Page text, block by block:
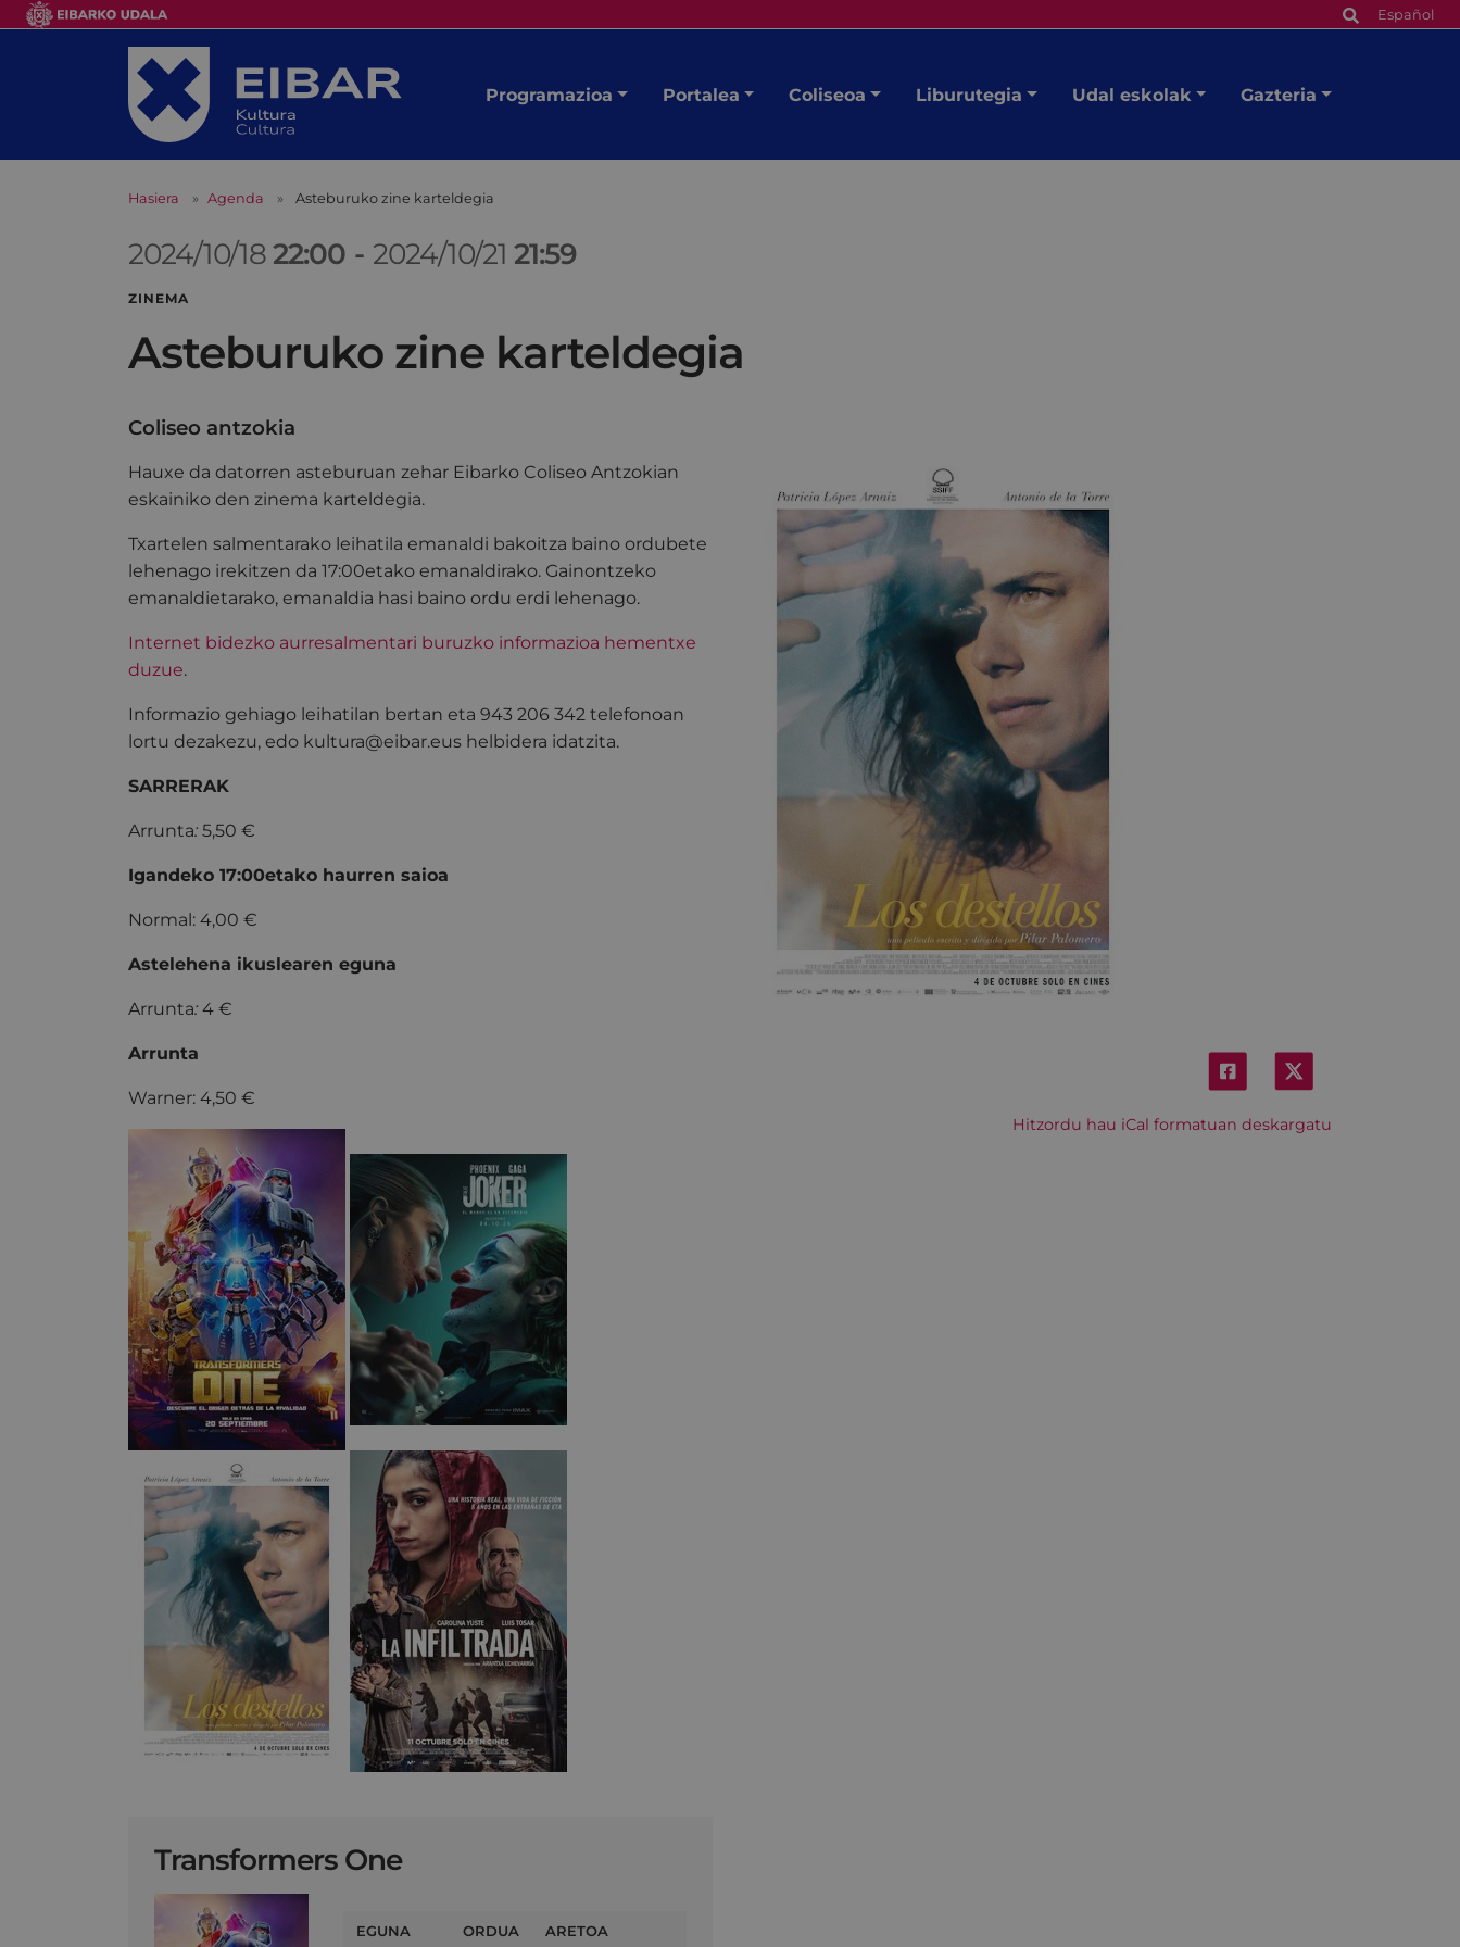
Español
Programazioa Portalea Coliseoa Liburutegia Udal eskolak Gazteria
Hasiera Agenda Asteburuko zine karteldegia
2024/10/1822:00 - 2024/10/21 21:59
ZINEMA
Asteburuko zine karteldegia
Coliseo antzokia
Hitzordu hau iCal formatuan deskargatu
Hauxe da datorren asteburuan zehar Eibarko Coliseo Antzokian
eskainiko den zinema karteldegia.
Txartelen salmentarako leihatila emanaldi bakoitza baino ordubete
lehenago irekitzen da 17:00etako emanaldirako. Gainontzeko
emanaldietarako, emanaldia hasi baino ordu erdi lehenago.
Internet bidezko aurresalmentari buruzko informazioa hementxe
duzue.
Informazio gehiago leihatilan bertan eta 943 206 342 telefonoan
lortu dezakezu, edo kultura@eibar.eus helbidera idatzita.
SARRERAK
Arrunta: 5,50 €
Igandeko 17:00etako haurren saioa
Normal: 4,00 €
Astelehena ikuslearen eguna
Arrunta: 4 €
Arrunta
Warner: 4,50 €
Transformers One
EGUNA ORDUA ARETOA